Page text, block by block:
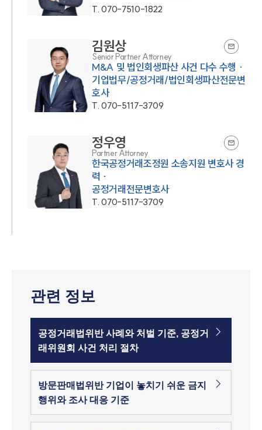
T.070-7510-1822
김원상
Senior Partner Attorney
M&A 및 법인회생파산 사건 다수 수행 ·
기업법무/공정거래/법인회생파산전문변
호사
T.070-5117-3709
정우영
Partner Attorney
한국공정거래조정원 소송지원 변호사 경
력 ·
공정거래전문변호사
T.070-5117-3709
관련 정보
공정거래법위반 사례와 처벌 기준, 공정거
래위원회 사건 처리 절차
방문판매법위반 기업이 놓치기 쉬운 금지
행위와 조사 대응 기준